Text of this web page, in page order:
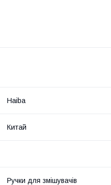
Haiba
Китай
Ручки для змішувачів